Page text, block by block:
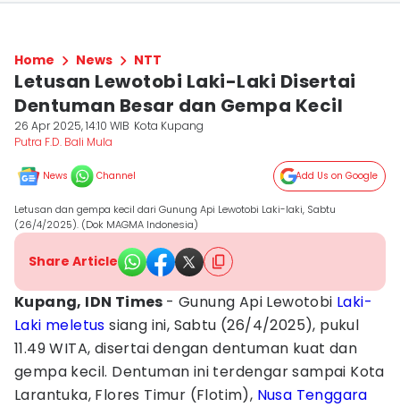
Home News NTT
Letusan Lewotobi Laki-Laki Disertai
Dentuman Besar dan Gempa Kecil
26 Apr 2025, 14:10 WIB Kota Kupang
Putra F.D. Bali Mula
News Channel Add Us on Google
Letusan dan gempa kecil dari Gunung Api Lewotobi Laki-laki, Sabtu
(26/4/2025). (Dok MAGMA Indonesia)
Share Article
Kupang, IDN Times - Gunung Api Lewotobi Laki-
Laki meletus siang ini, Sabtu (26/4/2025), pukul
11.49 WITA, disertai dengan dentuman kuat dan
gempa kecil. Dentuman ini terdengar sampai Kota
Larantuka, Flores Timur (Flotim), Nusa Tenggara